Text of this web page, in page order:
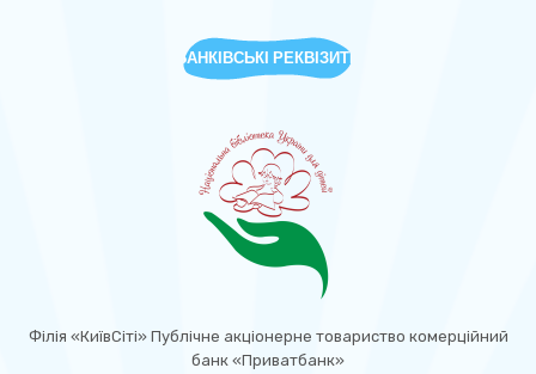
БАНКІВСЬКІ РЕКВІЗИТИ
Філія «КиївСіті» Публічне акціонерне товариство комерційний
банк «Приватбанк»